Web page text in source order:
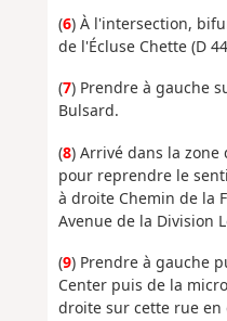
(6) À l'intersection,
de l'Écluse Chette (D
(7) Prendre à gauche
Bulsard.
(8) Arrivé dans la
pour reprendre le
à droite Chemin de la
Avenue de la Division
(9) Prendre à gauche
Center puis de la
droite sur cette rue en